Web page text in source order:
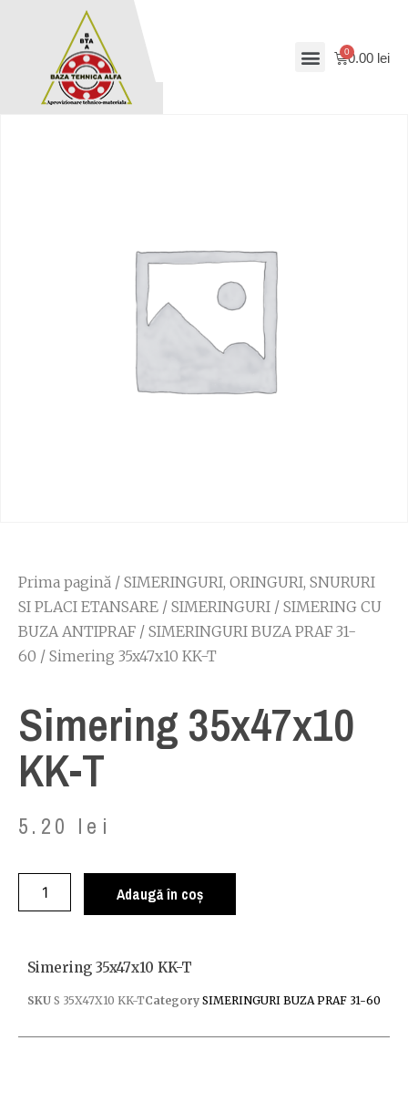
0.00 lei
Prima pagină / SIMERINGURI, ORINGURI, SNURURI
SI PLACI ETANSARE / SIMERINGURI / SIMERING CU
BUZA ANTIPRAF / SIMERINGURI BUZA PRAF 31-
60 / Simering 35x47x10 KK-T
Simering 35x47x10
KK-T
5.20 lei
Adaugă în coș
Simering 35x47x10 KK-T
SKU S 35X47X10 KK-TCategory SIMERINGURI BUZA PRAF 31-60